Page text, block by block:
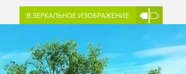
В ЗЕРКАЛЬНОЕ ИЗОБРАЖЕНИЕ